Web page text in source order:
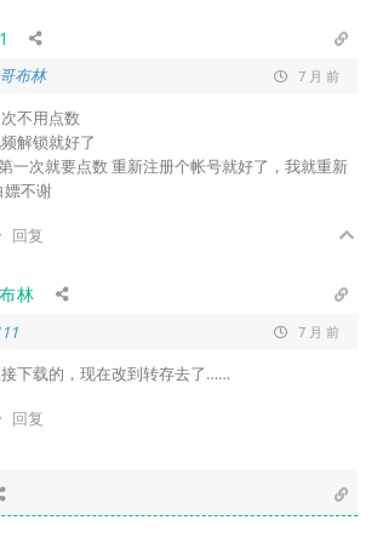
布林 7 月 前
不用点数
解锁就好了
一次就要点数 重新注册个帐号就好了，我就重新
嫖不谢
回复
林
7 月 前
下载的，现在改到转存去了……
回复